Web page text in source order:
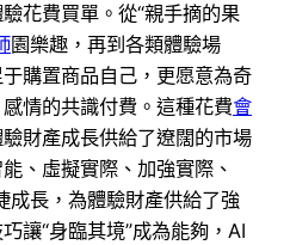
花費買單。從“親手摘的果
園樂趣，再到各類體驗場
購置商品自己，更愿意為奇
情的共識付費。這種花費會
財產成長供給了遼闊的市場
、虛擬實際、加強實際、
成長，為體驗財產供給了強
讓“身臨其境”成為能夠，AI